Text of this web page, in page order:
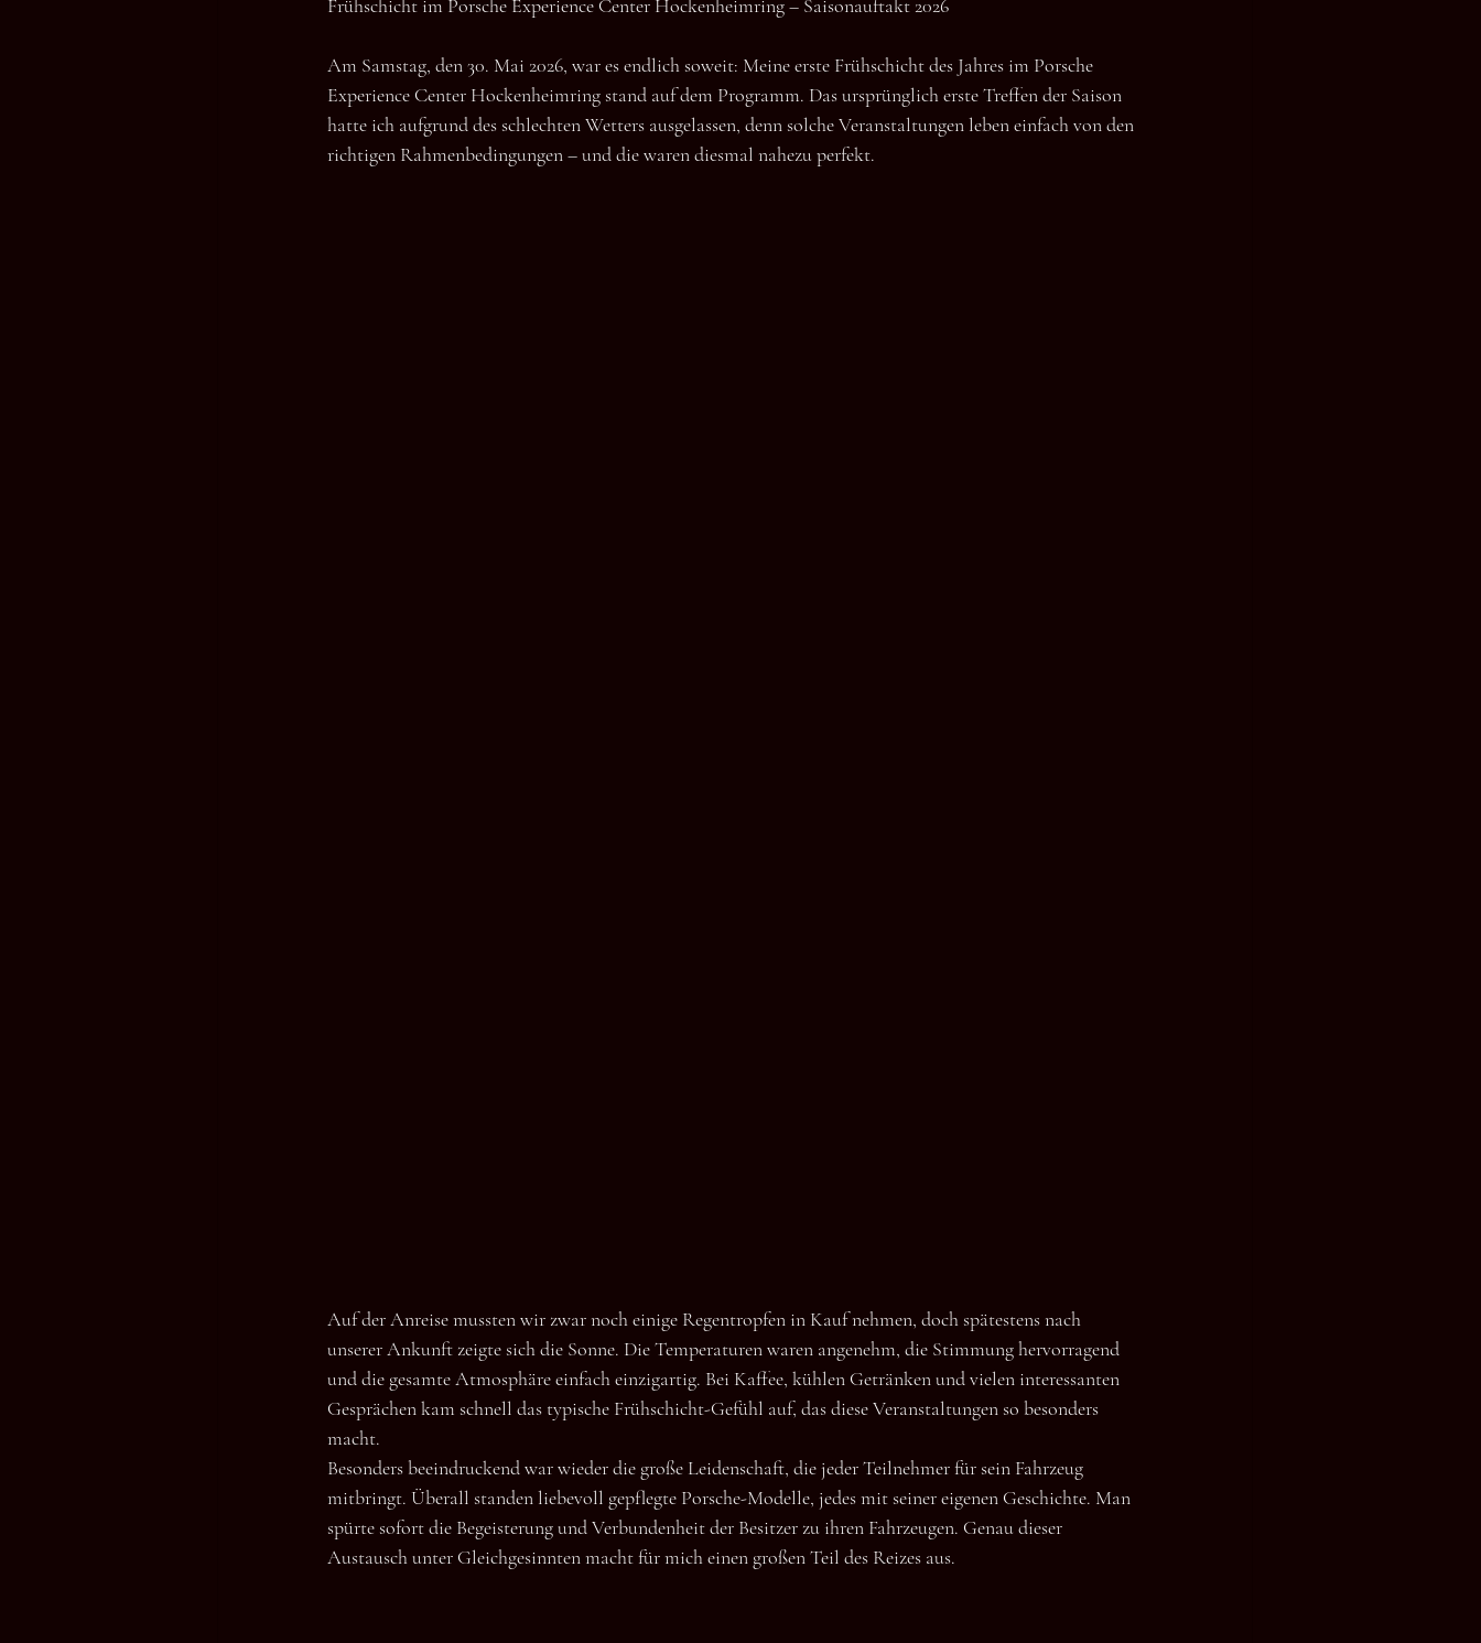
Frühschicht im Porsche Experience Center Hockenheimring – Saisonauftakt 2026
Am Samstag, den 30. Mai 2026, war es endlich soweit: Meine erste Frühschicht des Jahres im Porsche
Experience Center Hockenheimring stand auf dem Programm. Das ursprünglich erste Treffen der Saison
hatte ich aufgrund des schlechten Wetters ausgelassen, denn solche Veranstaltungen leben einfach von den
richtigen Rahmenbedingungen – und die waren diesmal nahezu perfekt.
Auf der Anreise mussten wir zwar noch einige Regentropfen in Kauf nehmen, doch spätestens nach
unserer Ankunft zeigte sich die Sonne. Die Temperaturen waren angenehm, die Stimmung hervorragend
und die gesamte Atmosphäre einfach einzigartig. Bei Kaffee, kühlen Getränken und vielen interessanten
Gesprächen kam schnell das typische Frühschicht-Gefühl auf, das diese Veranstaltungen so besonders
macht.
Besonders beeindruckend war wieder die große Leidenschaft, die jeder Teilnehmer für sein Fahrzeug
mitbringt. Überall standen liebevoll gepflegte Porsche-Modelle, jedes mit seiner eigenen Geschichte. Man
spürte sofort die Begeisterung und Verbundenheit der Besitzer zu ihren Fahrzeugen. Genau dieser
Austausch unter Gleichgesinnten macht für mich einen großen Teil des Reizes aus.